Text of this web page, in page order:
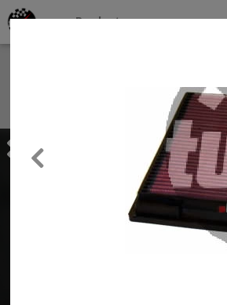
Clients
Productos por marcas